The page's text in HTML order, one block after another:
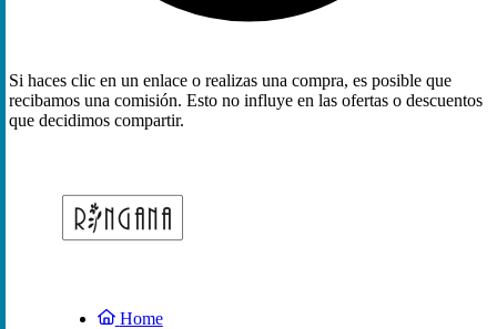
Si haces clic en un enlace o realizas una compra, es posible que
recibamos una comisión. Esto no influye en las ofertas o descuentos
que decidimos compartir.
Home